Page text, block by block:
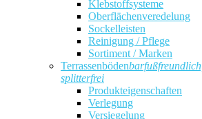
Klebstoffsysteme
Oberflächenveredelung
Sockelleisten
Reinigung / Pflege
Sortiment / Marken
Terrassenbödenbarfußfreundlich,
splitterfrei
Produkteigenschaften
Verlegung
Versiegelung